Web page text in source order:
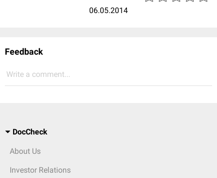
06.05.2014
Feedback
Write a comment...
DocCheck
About Us
Investor Relations